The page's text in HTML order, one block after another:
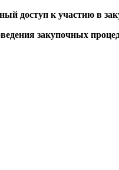
доступ к участию в
закупочных